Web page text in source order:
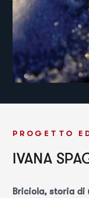
PROGETTO
IVANA
Briciola, storia di